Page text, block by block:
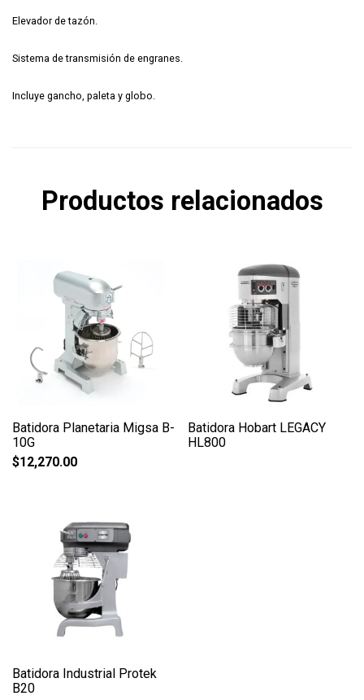
Elevador de tazón.
Sistema de transmisión de engranes.
Incluye gancho, paleta y globo.
Productos relacionados
Batidora Planetaria Migsa B-
10G
$12,270.00
Batidora Hobart LEGACY
HL800
Batidora Industrial Protek
B20